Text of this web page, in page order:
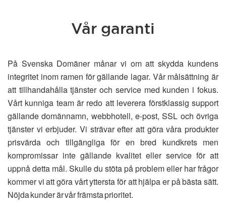
Vår garanti
På Svenska Domäner månar vi om att skydda kundens
integritet inom ramen för gällande lagar. Vår målsättning är
att tillhandahålla tjänster och service med kunden i fokus.
Vårt kunniga team är redo att leverera förstklassig support
gällande domännamn, webbhotell, e-post, SSL och övriga
tjänster vi erbjuder. Vi strävar efter att göra våra produkter
prisvärda och tillgängliga för en bred kundkrets men
kompromissar inte gällande kvalitet eller service för att
uppnå detta mål. Skulle du stöta på problem eller har frågor
kommer vi att göra vårt yttersta för att hjälpa er på bästa sätt.
Nöjda kunder är vår främsta prioritet.